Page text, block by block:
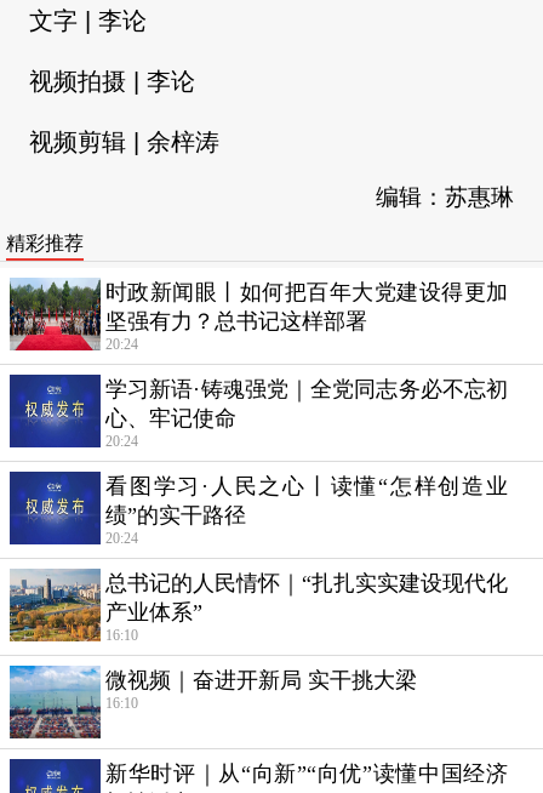
文字 | 李论
视频拍摄 | 李论
视频剪辑 | 余梓涛
编辑：苏惠琳
精彩推荐